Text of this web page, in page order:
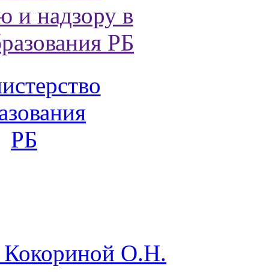
Кокориной О.Н.